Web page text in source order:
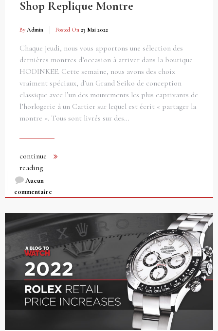
Shop Replique Montre
By Admin Posted On 23 Mai 2022
Chaque jeudi, nous vous apportons une sélection des
dernières montres d’occasion à arriver dans la boutique
HODINKEE. Cette semaine, nous avons des choix
vraiment spéciaux, d’un Grand Seiko de conception
classique avec l’un des mouvements les plus captivants de
l’horlogerie à un Cartier sur lequel est écrit « partager la
montre ». Tous sont livrés sur des…
continue
reading
Aucun
commentaire